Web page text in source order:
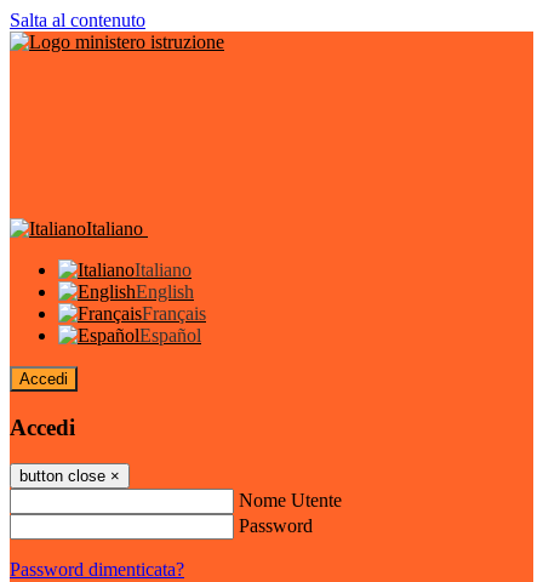
Salta al contenuto
Italiano
Italiano
English
Français
Español
Accedi
Accedi
button close ×
Nome Utente
Password
Password dimenticata?